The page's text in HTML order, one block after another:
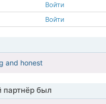
Войти
Войти
and honest
партнёр был